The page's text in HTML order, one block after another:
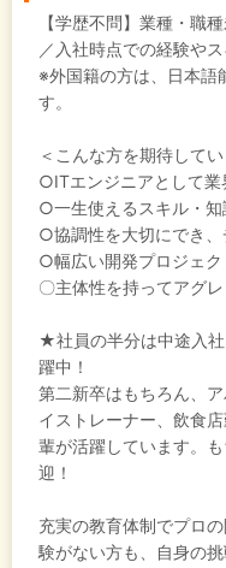
【学歴不問】業種・職
／入社時点での経験や
※外国籍の方は、日本語
す。
＜こんな方を期待して
○ITエンジニアとして業
○一生使えるスキル・
○協調性を大切にでき
○幅広い開発プロジェ
〇主体性を持ってアグ
★社員の半分は中途入
躍中！
第二新卒はもちろん、
イストレーナー、飲食
輩が活躍しています。
迎！
充実の教育体制でプロ
験がない方も、自身の